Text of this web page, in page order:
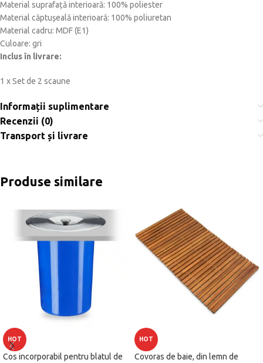
Material suprafață interioară: 100% poliester
Material căptușeală interioară: 100% poliuretan
Material cadru: MDF (E1)
Culoare: gri
Inclus în livrare:
1 x Set de 2 scaune
Informații suplimentare
Recenzii (0)
Transport și livrare
Produse similare
HOT
Cos incorporabil pentru blatul de
HOT
Covoras de baie, din lemn de